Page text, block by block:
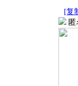
[复
匿